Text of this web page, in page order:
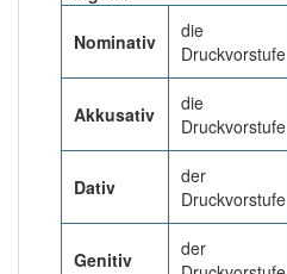
Nominativ
die
Druckvorstufe
Akkusativ
die
Druckvorstufe
Dativ
der
Druckvorstufe
Genitiv
der